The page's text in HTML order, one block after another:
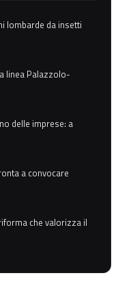
lombarde da insetti
linea Palazzolo-
delle imprese: a
a convocare
che valorizza il